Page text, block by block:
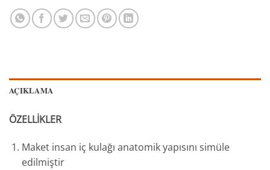
AÇIKLAMA
ÖZELLİKLER
Maket insan iç kulağı anatomik yapısını simüle
edilmiştir